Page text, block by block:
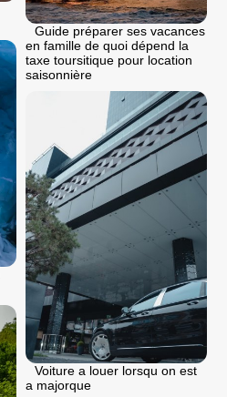
Guide préparer ses vacances
en famille de quoi dépend la
taxe toursitique pour location
saisonnière
Voiture a louer lorsqu on est
a majorque